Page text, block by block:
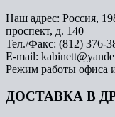
Наш адрес: Россия,
проспект, д. 140
Тел./Факс: (812) 376-
E-mail:
Режим работы офиса
ДОСТАВКА В